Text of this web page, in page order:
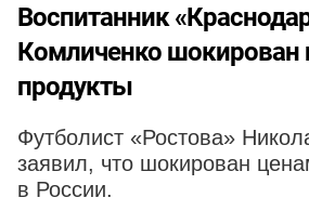
Воспитанник
Комличенко шокирован
продукты
Футболист «Ростова»
заявил, что шокирован
в России.